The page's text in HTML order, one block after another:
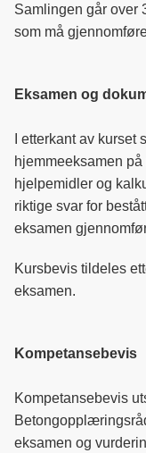
Samlingen går over
som må
Eksamen og
I etterkant av
hjemmeeksamen
hjelpemidler og
riktige svar for
eksamen
Kursbevis tildeles
eksamen.
Kompetansebevis
Kompetansebevis
eksamen og